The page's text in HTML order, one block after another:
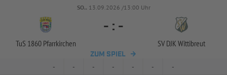
SO.. 13.09.2026 /13:00 Uhr
TuS 1860 Pfarrkirchen
- : -
SV DJK Wittibreut
ZUM SPIEL
- - - - - - -